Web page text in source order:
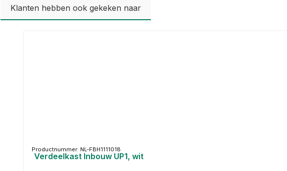
Klanten hebben ook gekeken naar
Productnummer: NL-FBH1111018
Verdeelkast Inbouw UP1, wit